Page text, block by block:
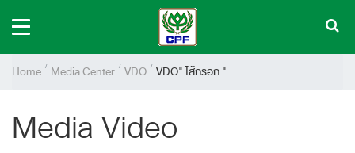
Home Media Center VDO VDO" ไส้กรอก "
Media Video